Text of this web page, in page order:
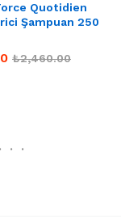
Quotidien
Şampuan 250
₺2,460.00
. . .